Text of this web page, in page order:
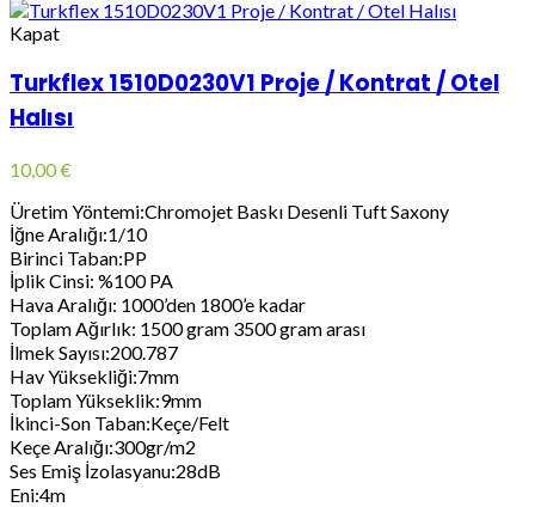
Kapat
Turkflex 1510D0230V1 Proje / Kontrat / Otel
Halısı
10,00€
Üretim Yöntemi:Chromojet Baskı Desenli Tuft Saxony
İğne Aralığı:1/10
Birinci Taban:PP
İplik Cinsi: %100 PA
Hava Aralığı: 1000’den 1800’e kadar
Toplam Ağırlık: 1500 gram 3500 gram arası
İlmek Sayısı:200.787
Hav Yüksekliği:7mm
Toplam Yükseklik:9mm
İkinci-Son Taban:Keçe/Felt
Keçe Aralığı:300gr/m2
Ses Emiş İzolasyanu:28dB
Eni:4m